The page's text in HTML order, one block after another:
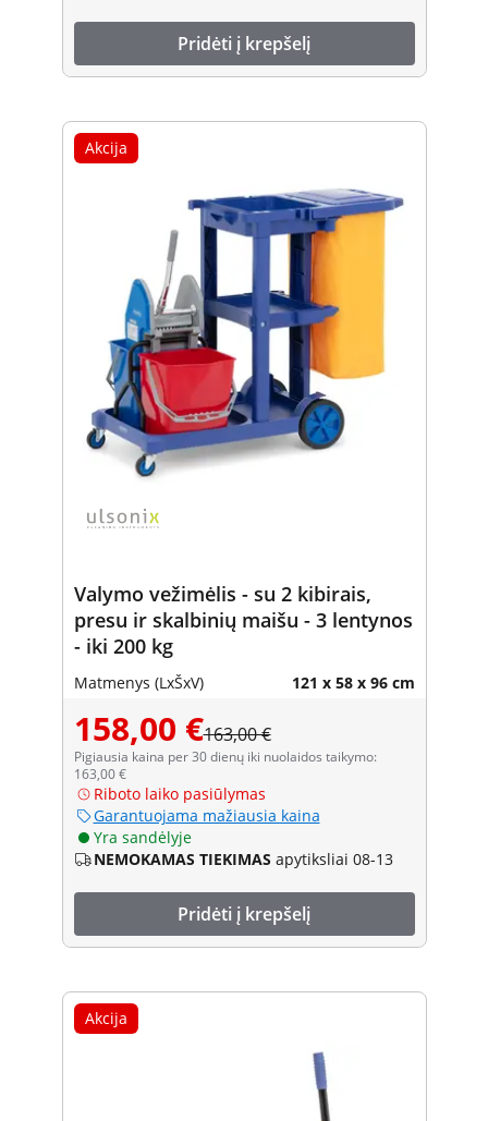
Pridėti į krepšelį
Akcija
Valymo vežimėlis - su 2 kibirais,
presu ir skalbinių maišu - 3 lentynos
- iki 200 kg
Matmenys (LxŠxV) 121 x 58 x 96 cm
158,00 €163,00 €
Pigiausia kaina per 30 dienų iki nuolaidos taikymo:
163,00 €
Riboto laiko pasiūlymas
Garantuojama mažiausia kaina
Yra sandėlyje
NEMOKAMAS TIEKIMAS apytiksliai 08-13
Pridėti į krepšelį
Akcija